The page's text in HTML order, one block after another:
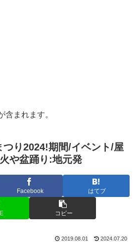
含まれます。
つり2024!期間/イベント/屋
や盆踊り:地元発
Facebook はてブ
コピー
2019.08.01 2024.07.20